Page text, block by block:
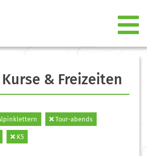
& Freizeiten
Tour-abends
K5